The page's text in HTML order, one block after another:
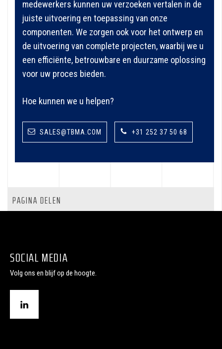
medewerkers kunnen uw verzoeken vertalen in de
juiste uitvoering en toepassing van onze
componenten. We zorgen ook voor het ontwerp en
de uitvoering van complete projecten, waarbij we u
een efficiënte, betrouwbare en duurzame oplossing
voor uw proces bieden.
Hoe kunnen we u helpen?
SALES@TBMA.COM +31 252 37 50 68
PAGINA DELEN
SOCIAL MEDIA
Volg ons en blijf op de hoogte.